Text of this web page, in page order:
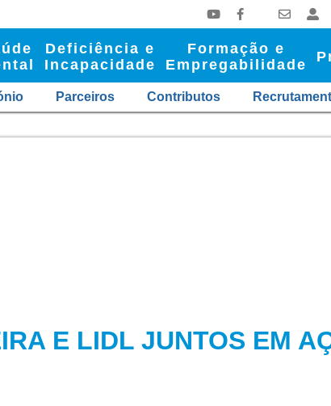
Deficiência e
Incapacidade
Formação e
Empregabilidade
Parceiros Contributos
E LIDL JUNTOS EM